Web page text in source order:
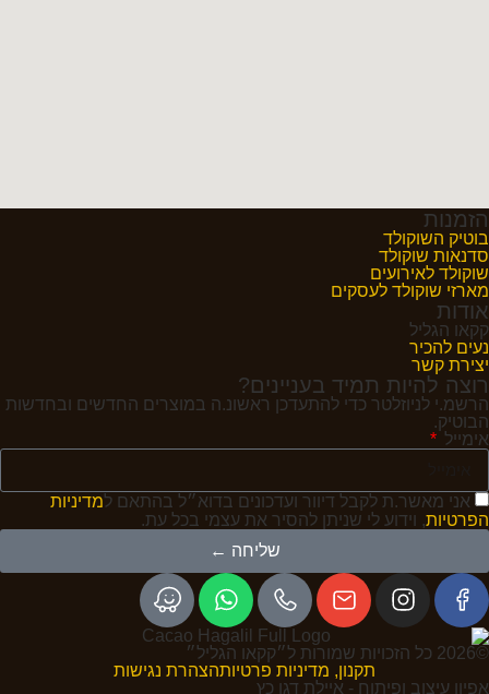
הזמנות
בוטיק השוקולד
סדנאות שוקולד
שוקולד לאירועים
מארזי שוקולד לעסקים
אודות
קקאו הגליל
נעים להכיר
יצירת קשר
רוצה להיות תמיד בעניינים?
הרשמ.י לניוזלטר כדי להתעדכן ראשונ.ה במוצרים החדשים ובחדשות
הבוטיק.
אימייל
אני מאשר.ת לקבל דיוור ועדכונים בדוא״ל בהתאם למדיניות
הפרטיות, וידוע לי שניתן להסיר את עצמי בכל עת.
שליחה ←
©2026 כל הזכויות שמורות ל״קקאו הגליל״
תקנון, מדיניות פרטיותהצהרת נגישות
אפיון עיצוב ופיתוח - איילת דגן כץ